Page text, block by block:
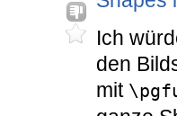
Ich
den
mit